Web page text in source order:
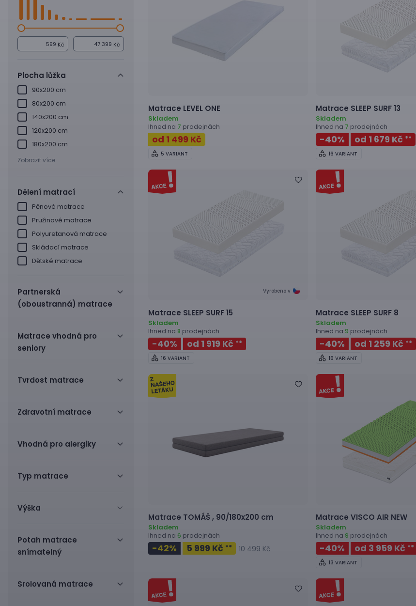
Kč Kč
Plocha lůžka
90x200 cm
80x200 cm
140x200 cm
120x200 cm
180x200 cm
Zobrazit více
Dělení matrací
Pěnové matrace
Pružinové matrace
Polyuretanová matrace
Skládací matrace
Dětské matrace
Partnerská
(oboustranná) matrace
Matrace vhodná pro
seniory
Tvrdost matrace
Zdravotní matrace
Vhodná pro alergiky
Typ matrace
Výška
Potah matrace
snímatelný
Srolovaná matrace
Matrace LEVEL ONE
Skladem
Ihned na 7 prodejnách
od 1 499 Kč
5 VARIANT
Matrace SLEEP SURF 13
Skladem
Ihned na 7 prodejnách
-40% od 1 679 Kč **
16 VARIANT
Vyrobeno v
Matrace SLEEP SURF 15
Skladem
Ihned na 8 prodejnách
-40% od 1 919 Kč **
16 VARIANT
Matrace SLEEP SURF 8
Skladem
Ihned na 9 prodejnách
-40% od 1 259 Kč **
16 VARIANT
Matrace TOMÁŠ , 90/180x200 cm
Skladem
Ihned na 6 prodejnách
-42% 5 999 Kč ** 10 499 Kč
Matrace VISCO AIR NEW
Skladem
Ihned na 9 prodejnách
-40% od 3 959 Kč **
13 VARIANT